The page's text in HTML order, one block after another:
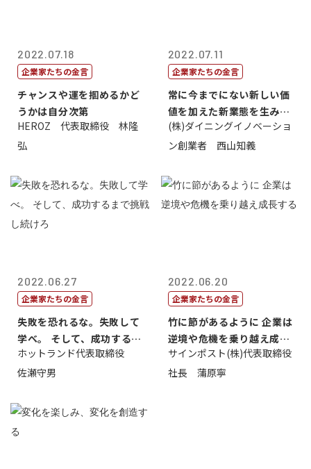
2022.07.18
企業家たちの金言
チャンスや運を掴めるかど
うかは自分次第
HEROZ 代表取締役 林隆
弘
2022.07.11
企業家たちの金言
常に今までにない新しい価
値を加えた新業態を生み出
すこと
(株)ダイニングイノベーショ
ン創業者 西山知義
2022.06.27
企業家たちの金言
失敗を恐れるな。失敗して
学べ。 そして、成功するま
で挑戦し続...
ホットランド代表取締役
佐瀬守男
2022.06.20
企業家たちの金言
竹に節があるように 企業は
逆境や危機を乗り越え成長
する
サインポスト(株)代表取締役
社長 蒲原寧